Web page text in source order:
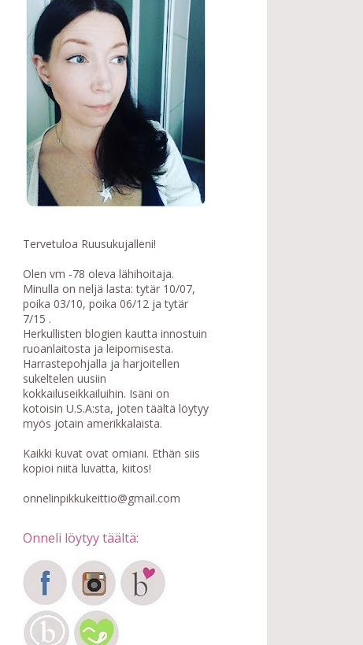
Tervetuloa Ruusukujalleni!
Olen vm -78 oleva lähihoitaja.
Minulla on neljä lasta: tytär 10/07,
poika 03/10, poika 06/12 ja tytär
7/15 .
Herkullisten blogien kautta innostuin
ruoanlaitosta ja leipomisesta.
Harrastepohjalla ja harjoitellen
sukeltelen uusiin
kokkailuseikkailuihin. Isäni on
kotoisin U.S.A:sta, joten täältä löytyy
myös jotain amerikkalaista.
Kaikki kuvat ovat omiani. Ethän siis
kopioi niitä luvatta, kiitos!
onnelinpikkukeittio@gmail.com
Onneli löytyy täältä: